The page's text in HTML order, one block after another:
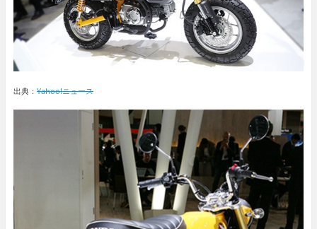
出典： Yahoo!ニュース